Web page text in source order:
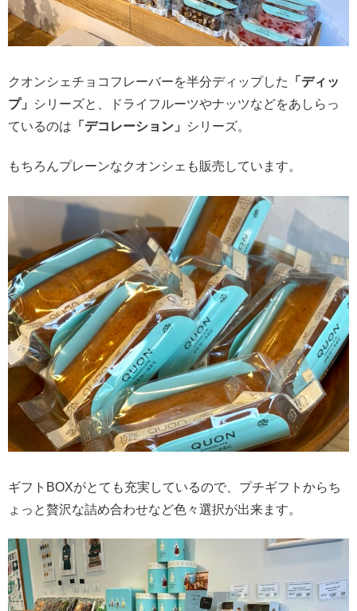
クオンシェチョコフレーバーを半分ディップした
「ディッ
プ」
シリーズと、ドライフルーツやナッツなどをあしらっ
ているのは 「デコレーション」 シリーズ。
もちろんプレーンなクオンシェも販売しています。
ギフトBOXがとても充実しているので、プチギフトからち
ょっと贅沢な詰め合わせなど色々選択が出来ます。